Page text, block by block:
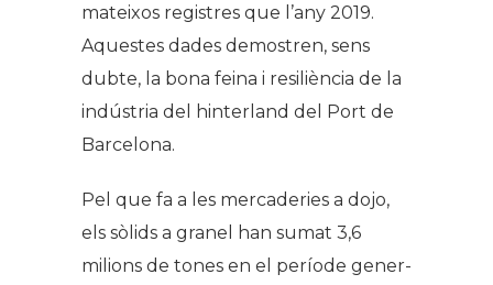
mateixos registres que l’any 2019.
Aquestes dades demostren, sens
dubte, la bona feina i resiliència de la
indústria del hinterland del Port de
Barcelona.
Pel que fa a les mercaderies a dojo,
els sòlids a granel han sumat 3,6
milions de tones en el període gener-